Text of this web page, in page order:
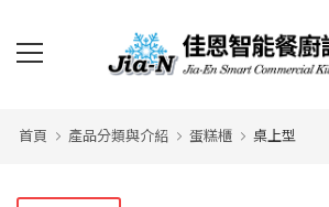
首頁 產品分類與介紹 蛋糕櫃 桌上型